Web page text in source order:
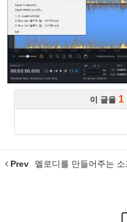
이 글을 1
Prev 멜로디를 만들어주는